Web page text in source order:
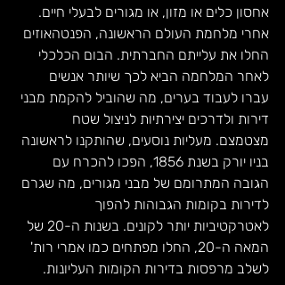
אחסון כלים או מזון, או מגורים לבעלי חיים.
אחרי מלחמת העולם הראשונה, הפנטהאוזים
החלו את עלייתם החברתית. הבום הכלכלי
לאחר המלחמה הביא לכך שיותר אנשים
עברו לעבוד בערים, מה שהוביל להקמת מבני
דירות ולדרכים יצירתיות לניצול שטח
מצטמצם. מעליות נוסעים, שהותקנו לראשונה
בניו יורק בשנת 1856, הפכו להכרח עם
הגובה המתרומם של מבני מגורים, מה שגרם
לדירות בקומות הגבוהות להפוך
לאטרקטיביות יותר לקונים. בשנות ה-20 של
המאה ה-20, החלו מפתחים כמו אמרי רות'
לשלב מרפסות בדירות הקומות העליונות.